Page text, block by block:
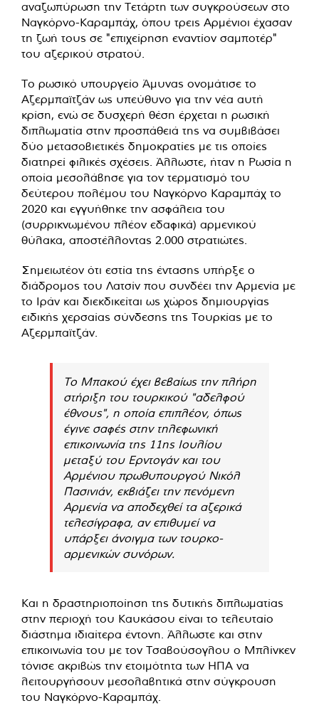
αναζωπύρωση την Τετάρτη των συγκρούσεων στο
Ναγκόρνο-Καραμπάχ, όπου τρεις Αρμένιοι έχασαν
τη ζωή τους σε "επιχείρηση εναντίον σαμποτέρ"
του αζερικού στρατού.
Το ρωσικό υπουργείο Άμυνας ονομάτισε το
Αζερμπαϊτζάν ως υπεύθυνο για την νέα αυτή
κρίση, ενώ σε δυσχερή θέση έρχεται η ρωσική
διπλωματία στην προσπάθειά της να συμβιβάσει
δύο μετασοβιετικές δημοκρατίες με τις οποίες
διατηρεί φιλικές σχέσεις. Άλλωστε, ήταν η Ρωσία η
οποία μεσολάβησε για τον τερματισμό του
δεύτερου πολέμου του Ναγκόρνο Καραμπάχ το
2020 και εγγυήθηκε την ασφάλεια του
(συρρικνωμένου πλέον εδαφικά) αρμενικού
θύλακα, αποστέλλοντας 2.000 στρατιώτες.
Σημειωτέον ότι εστία της έντασης υπήρξε ο
διάδρομος του Λατσίν που συνδέει την Αρμενία με
το Ιράν και διεκδικείται ως χώρος δημιουργίας
ειδικής χερσαίας σύνδεσης της Τουρκίας με το
Αζερμπαϊτζάν.
Το Μπακού έχει βεβαίως την πλήρη
στήριξη του τουρκικού "αδελφού
έθνους", η οποία επιπλέον, όπως
έγινε σαφές στην τηλεφωνική
επικοινωνία της 11ης Ιουλίου
μεταξύ του Ερντογάν και του
Αρμένιου πρωθυπουργού Νικόλ
Πασινιάν, εκβιάζει την πενόμενη
Αρμενία να αποδεχθεί τα αζερικά
τελεσίγραφα, αν επιθυμεί να
υπάρξει άνοιγμα των τουρκο-
αρμενικών συνόρων.
Και η δραστηριοποίηση της δυτικής διπλωματίας
στην περιοχή του Καυκάσου είναι το τελευταίο
διάστημα ιδιαίτερα έντονη. Άλλωστε και στην
επικοινωνία του με τον Τσαβούσογλου ο Μπλίνκεν
τόνισε ακριβώς την ετοιμότητα των ΗΠΑ να
λειτουργήσουν μεσολαβητικά στην σύγκρουση
του Ναγκόρνο-Καραμπάχ.